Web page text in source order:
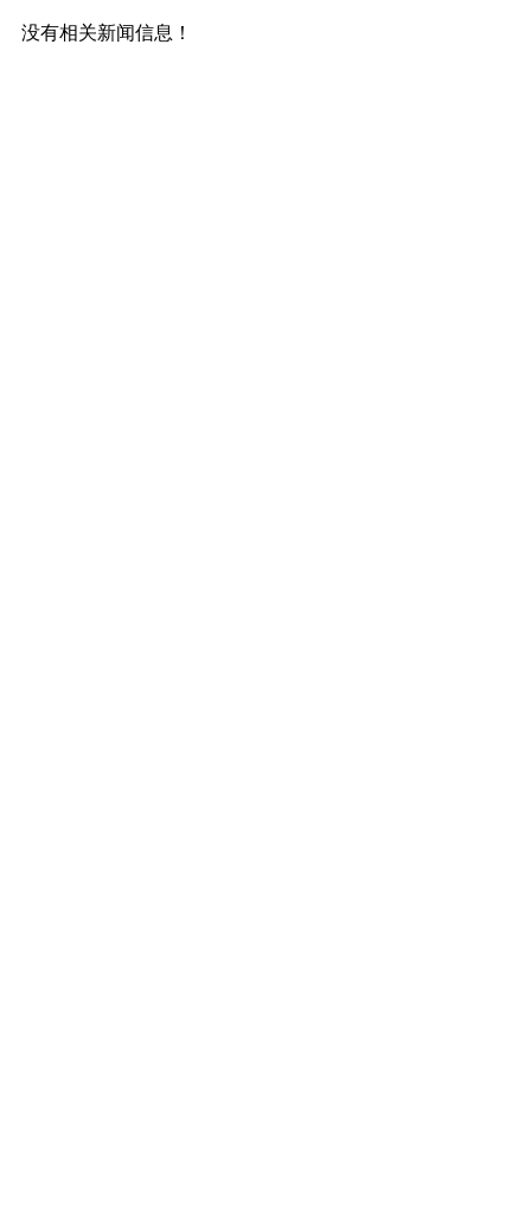
没有相关新闻信息！